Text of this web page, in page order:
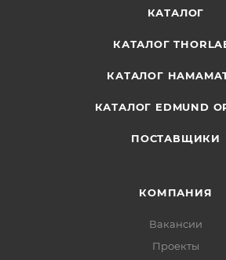
КАТАЛОГ
КАТАЛОГ
КАТАЛОГ
КАТАЛОГ EDMUND
ПОСТАВЩИКИ
КОМПАНИЯ
Вакансии
Проекты